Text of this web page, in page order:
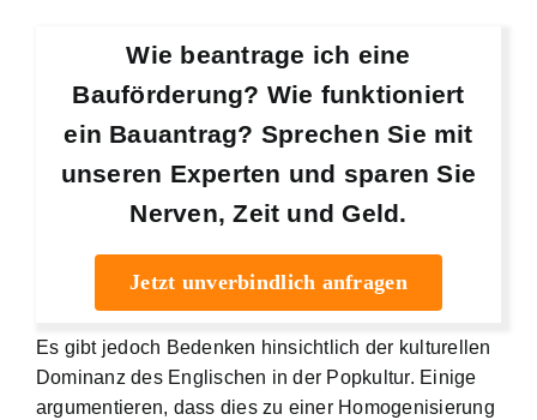
Wie beantrage ich eine
Bauförderung? Wie funktioniert
ein Bauantrag? Sprechen Sie mit
unseren Experten und sparen Sie
Nerven, Zeit und Geld.
Jetzt unverbindlich anfragen
Es gibt jedoch Bedenken hinsichtlich der kulturellen
Dominanz des Englischen in der Popkultur. Einige
argumentieren, dass dies zu einer Homogenisierung